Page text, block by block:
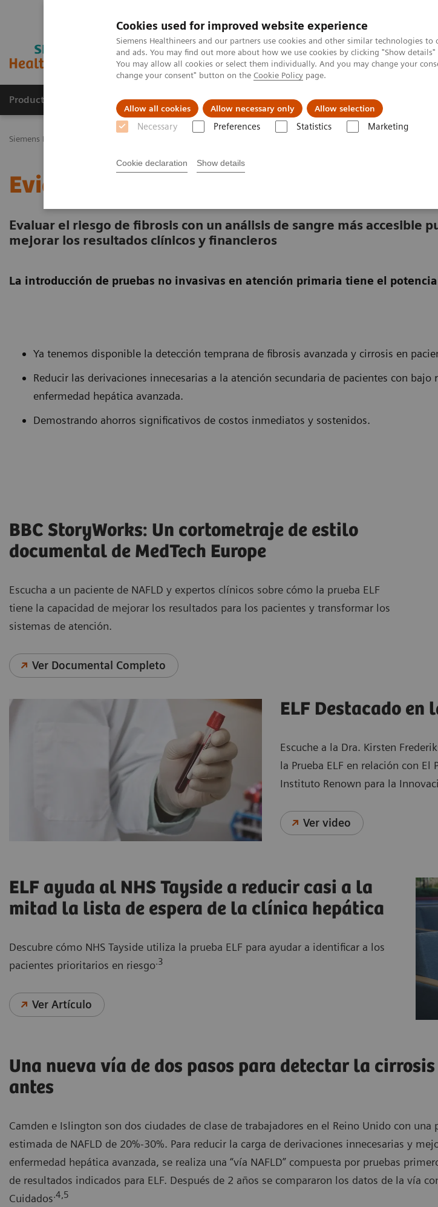
Cookies used for improved website experience
Siemens Healthineers and our partners use cookies and other similar technologies
and ads. You may find out more about how we use cookies by clicking "Show
You may allow all cookies or select them individually. And you may change your
change your consent" button on the Cookie Policy page.
Allow all cookies Allow necessary only Allow selection
Necessary Preferences Statistics Marketing
Cookie declaration Show details
Productos y servicios Especialidades Clínicas Servicios post venta
Siemens Healthineers Latinoamérica
Evidencia del mundo real y valor de la
Evaluar el riesgo de fibrosis con un análisis de sangre más accesible
mejorar los resultados clínicos y financieros
La introducción de pruebas no invasivas en atención primaria tiene el
Ya tenemos disponible la detección temprana de fibrosis avanzada y cirrosis en
Reducir las derivaciones innecesarias a la atención secundaria de pacientes con bajo
enfermedad hepática avanzada.
Demostrando ahorros significativos de costos inmediatos y sostenidos.
BBC StoryWorks: Un cortometraje de estilo
documental de MedTech Europe
Escucha a un paciente de NAFLD y expertos clínicos sobre cómo la prueba ELF
tiene la capacidad de mejorar los resultados para los pacientes y transformar los
sistemas de atención.
Ver Documental Completo
ELF Destacado en
Escuche a la Dra. Kirsten
la Prueba ELF en relación con El
Instituto Renown para la
Ver video
ELF ayuda al NHS Tayside a reducir casi a la
mitad la lista de espera de la clínica hepática
Descubre cómo NHS Tayside utiliza la prueba ELF para ayudar a identificar a los
pacientes prioritarios en riesgo.3
Ver Artículo
Una nueva vía de dos pasos para detectar la
antes
Camden e Islington son dos ciudades de clase de trabajadores en el Reino Unido con una
estimada de NAFLD de 20%-30%. Para reducir la carga de derivaciones innecesarias y
enfermedad hepática avanzada, se realiza una “vía NAFLD” compuesta por pruebas
de resultados indicados para ELF. Después de 2 años se compararon los datos de la vía
Cuidados.4,5